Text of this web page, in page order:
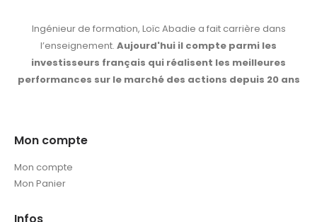
Ingénieur de formation, Loïc Abadie a fait carrière dans
l’enseignement. Aujourd'hui il compte parmi les
investisseurs français qui réalisent les meilleures
performances sur le marché des actions depuis 20 ans
Mon compte
Mon compte
Mon Panier